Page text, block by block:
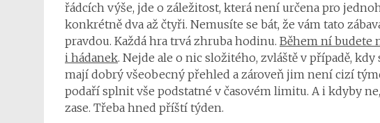
řádcích výše, jde o záležitost, která není určena pro
konkrétně dva až čtyři. Nemusíte se bát, že vám tato
pravdou. Každá hra trvá zhruba hodinu. Během ní budete
i hádanek. Nejde ale o nic složitého, zvláště v případě,
mají dobrý všeobecný přehled a zároveň jim není cizí
podaří splnit vše podstatné v časovém limitu. A i kdyby
zase. Třeba hned příští týden.